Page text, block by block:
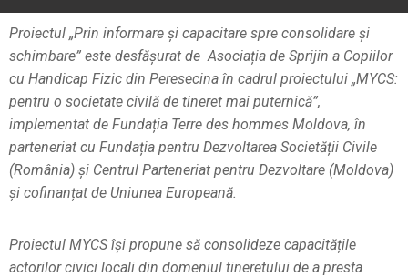
Proiectul „Prin informare și capacitare spre consolidare și
schimbare” este desfășurat de Asociația de Sprijin a Copiilor
cu Handicap Fizic din Peresecina în cadrul proiectului „MYCS:
pentru o societate civilă de tineret mai puternică”,
implementat de Fundația Terre des hommes Moldova, în
parteneriat cu Fundația pentru Dezvoltarea Societății Civile
(România) și Centrul Parteneriat pentru Dezvoltare (Moldova)
și cofinanțat de Uniunea Europeană.
Proiectul MYCS își propune să consolideze capacitățile
actorilor civici locali din domeniul tineretului de a presta